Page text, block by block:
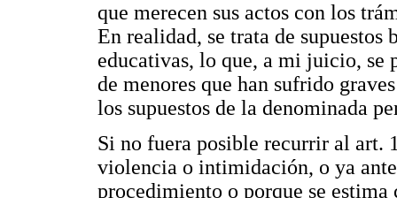
que merecen sus actos con los
En realidad, se trata de supuestos
educativas, lo que, a mi juicio, se
de menores que han sufrido
los supuestos de la denominada
Si no fuera posible recurrir al art.
violencia o intimidación, o ya
procedimiento o porque se